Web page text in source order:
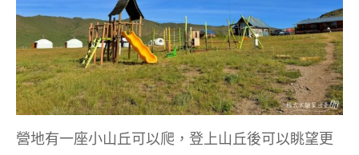
營地有一座小山丘可以爬，登上山丘後可以眺望更